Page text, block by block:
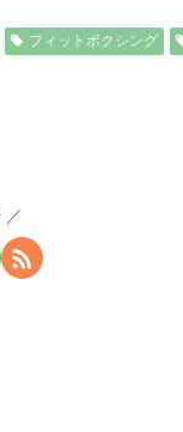
フィットボクシング